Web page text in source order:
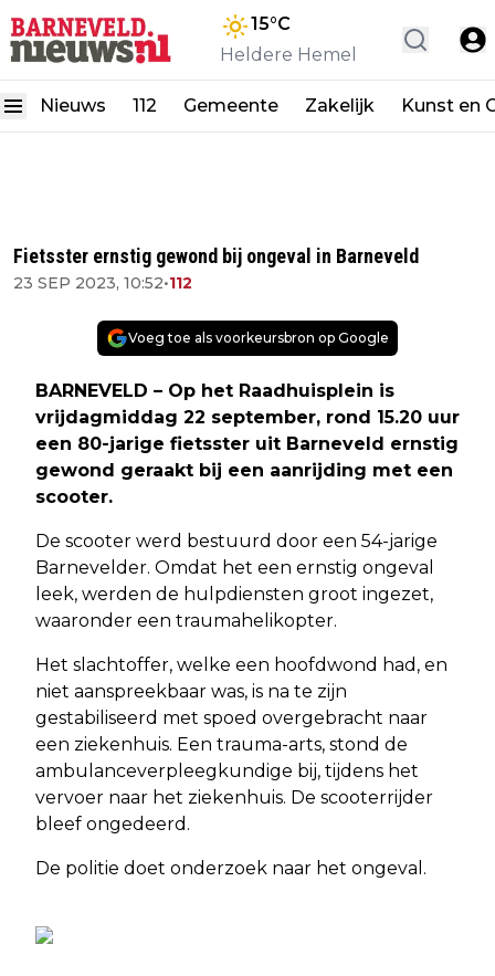
15°C
Heldere Hemel
Nieuws 112 Gemeente Zakelijk Kunst en
Fietsster ernstig gewond bij ongeval in Barneveld
23 SEP 2023, 10:52•112
Voeg toe als voorkeursbron op Google
BARNEVELD – Op het Raadhuisplein is
vrijdagmiddag 22 september, rond 15.20 uur
een 80-jarige fietsster uit Barneveld ernstig
gewond geraakt bij een aanrijding met een
scooter.
De scooter werd bestuurd door een 54-jarige
Barnevelder. Omdat het een ernstig ongeval
leek, werden de hulpdiensten groot ingezet,
waaronder een traumahelikopter.
Het slachtoffer, welke een hoofdwond had, en
niet aanspreekbaar was, is na te zijn
gestabiliseerd met spoed overgebracht naar
een ziekenhuis. Een trauma-arts, stond de
ambulanceverpleegkundige bij, tijdens het
vervoer naar het ziekenhuis. De scooterrijder
bleef ongedeerd.
De politie doet onderzoek naar het ongeval.